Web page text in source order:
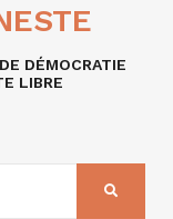
DÉMOCRATIE
LIBRE